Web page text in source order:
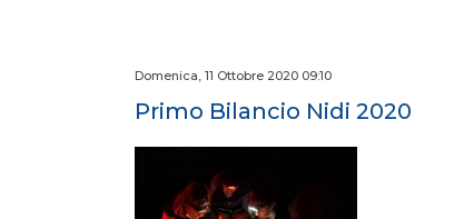
Domenica, 11 Ottobre 2020 09:10
Primo Bilancio Nidi 2020